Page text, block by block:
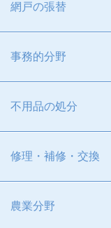
網戸の張替
事務的分野
不用品の処分
修理・補修・交換
農業分野